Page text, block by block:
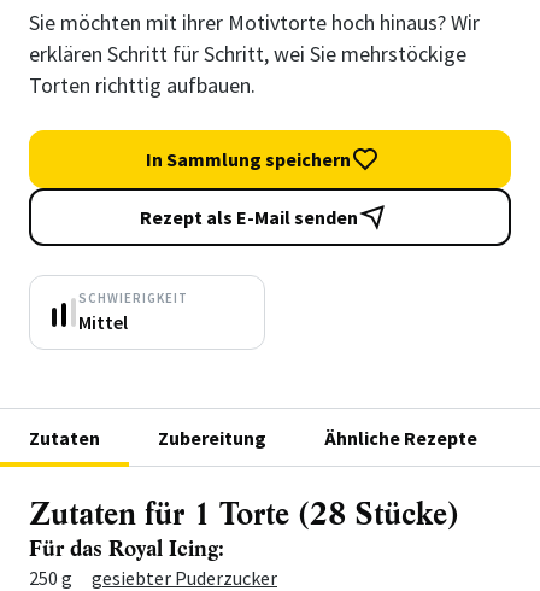
Sie möchten mit ihrer Motivtorte hoch hinaus? Wir
erklären Schritt für Schritt, wei Sie mehrstöckige
Torten richttig aufbauen.
In Sammlung speichern
Rezept als E-Mail senden
SCHWIERIGKEIT
Mittel
Zutaten Zubereitung Ähnliche Rezepte
Zutaten für 1 Torte (28 Stücke)
Für das Royal Icing:
Menge Zutat
250 g
gesiebter Puderzucker